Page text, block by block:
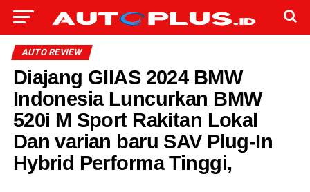
AUTO REVIEW
Diajang GIIAS 2024 BMW
Indonesia Luncurkan BMW
520i M Sport Rakitan Lokal
Dan varian baru SAV Plug-In
Hybrid Performa Tinggi,